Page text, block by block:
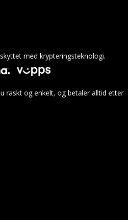
med krypteringsteknologi.
raskt og enkelt, og betaler alltid etter